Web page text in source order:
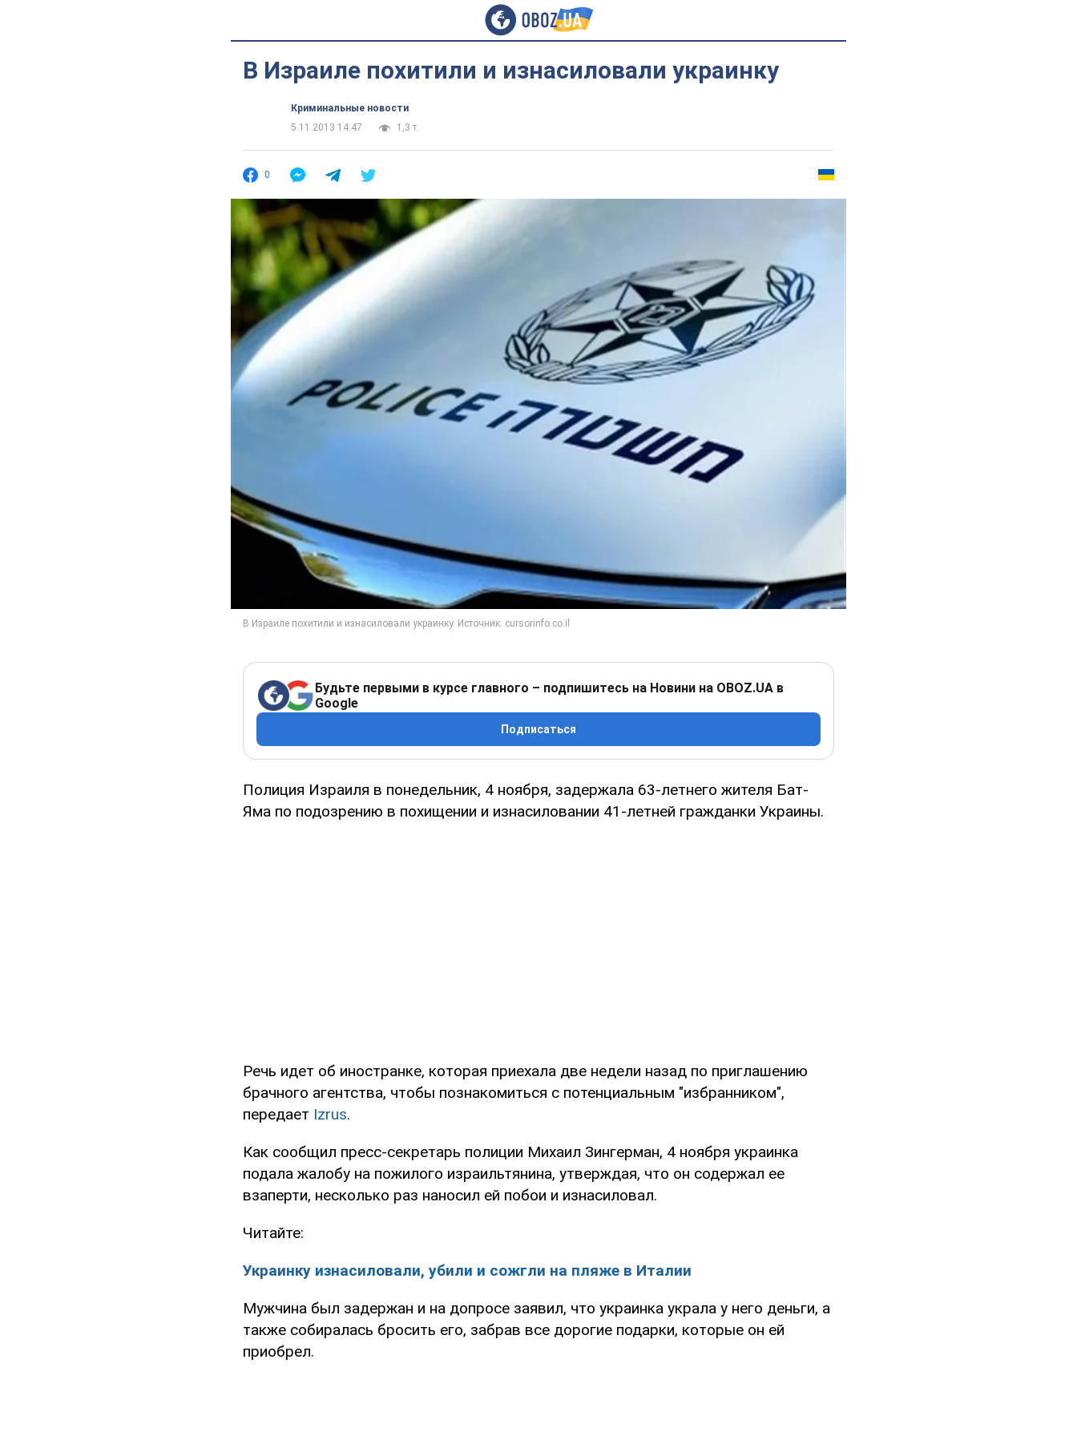
В Израиле похитили и изнасиловали украинку
Криминальные новости
5.11.2013 14:47
1,3 т.
0
Будьте первыми в курсе главного – подпишитесь на Новини на OBOZ.UA в
Google
Подписаться
Полиция Израиля в понедельник, 4 ноября, задержала 63-летнего жителя Бат-
Яма по подозрению в похищении и изнасиловании 41-летней гражданки Украины.
Речь идет об иностранке, которая приехала две недели назад по приглашению
брачного агентства, чтобы познакомиться с потенциальным "избранником",
передает Izrus.
Как сообщил пресс-секретарь полиции Михаил Зингерман, 4 ноября украинка
подала жалобу на пожилого израильтянина, утверждая, что он содержал ее
взаперти, несколько раз наносил ей побои и изнасиловал.
Читайте:
Украинку изнасиловали, убили и сожгли на пляже в Италии
Мужчина был задержан и на допросе заявил, что украинка украла у него деньги, а
также собиралась бросить его, забрав все дорогие подарки, которые он ей
приобрел.